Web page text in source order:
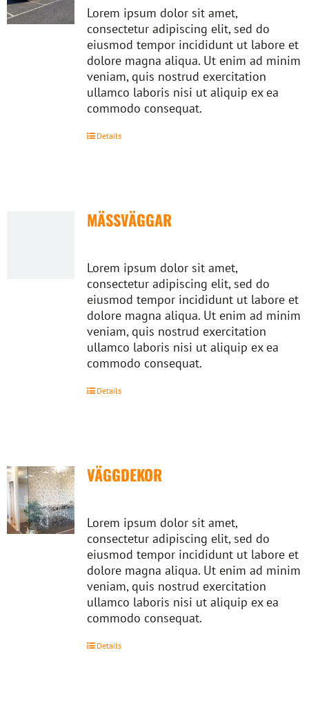
Lorem ipsum dolor sit amet,
consectetur adipiscing elit, sed do
eiusmod tempor incididunt ut labore et
dolore magna aliqua. Ut enim ad minim
veniam, quis nostrud exercitation
ullamco laboris nisi ut aliquip ex ea
commodo consequat.
Details
MÄSSVÄGGAR
Lorem ipsum dolor sit amet,
consectetur adipiscing elit, sed do
eiusmod tempor incididunt ut labore et
dolore magna aliqua. Ut enim ad minim
veniam, quis nostrud exercitation
ullamco laboris nisi ut aliquip ex ea
commodo consequat.
Details
VÄGGDEKOR
Lorem ipsum dolor sit amet,
consectetur adipiscing elit, sed do
eiusmod tempor incididunt ut labore et
dolore magna aliqua. Ut enim ad minim
veniam, quis nostrud exercitation
ullamco laboris nisi ut aliquip ex ea
commodo consequat.
Details